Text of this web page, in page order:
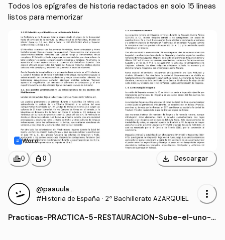
Todos los epígrafes de historia redactados en solo 15 líneas
listos para memorizar
Word
leaderboard0 personal_bag 0 download Descargar
@paauulaamaartin
#Historia de España · 2º Bachillerato AZARQUIEL more_vert
Practicas-PRACTICA-5-RESTAURACION-Sube-el-uno-b
pdf